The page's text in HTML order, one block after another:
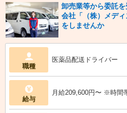
卸売業等から委託
会社「（株）メデ
をしませんか
職種
医薬品配送ドライバー
給与
月給209,600円〜 ※時間